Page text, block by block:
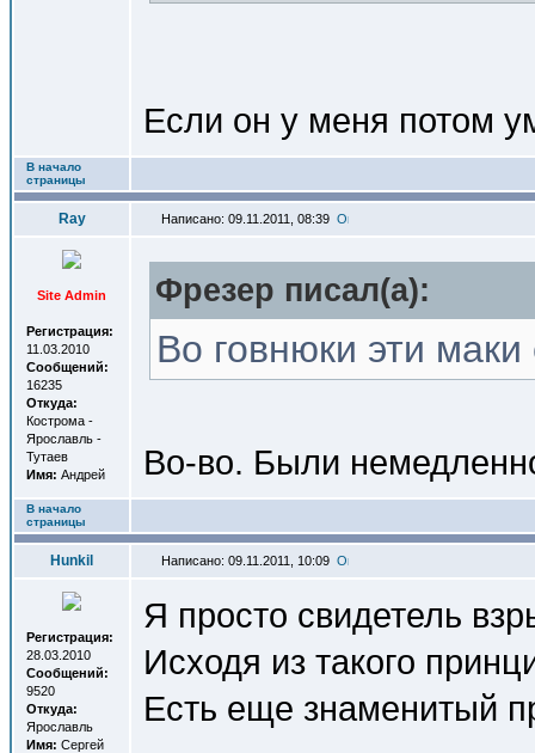
Если он у меня потом
В начало
страницы
Ray Написано: 09.11.2011, 08:39
Site Admin
Регистрация:
11.03.2010
Сообщений:
16235
Откуда:
Кострома -
Ярославль -
Тутаев
Имя: Андрей
Фрезер писал(a):
Во говнюки эти
Во-во. Были
В начало
страницы
Hunkil Написано: 09.11.2011, 10:09
Регистрация:
28.03.2010
Сообщений:
9520
Откуда:
Ярославль
Имя: Сергей
Я просто свидетель
Исходя из такого
Есть еще знаменитый